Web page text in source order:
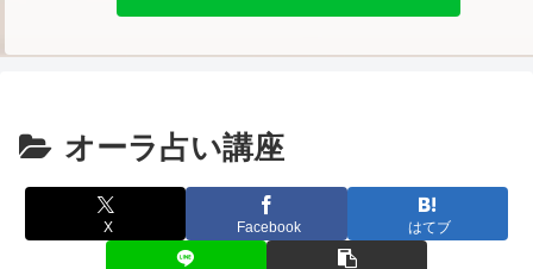
オーラ占い講座
X Facebook はてブ